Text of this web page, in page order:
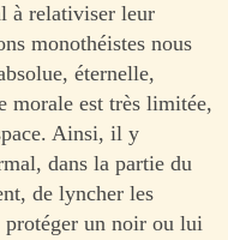
à relativiser leur
monothéistes nous
éternelle,
morale est très limitée,
Ainsi, il y
dans la partie du
de lyncher les
protéger un noir ou lui